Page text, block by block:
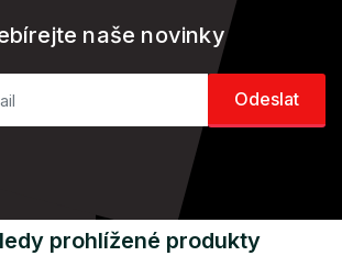
naše novinky
prohlížené produkty